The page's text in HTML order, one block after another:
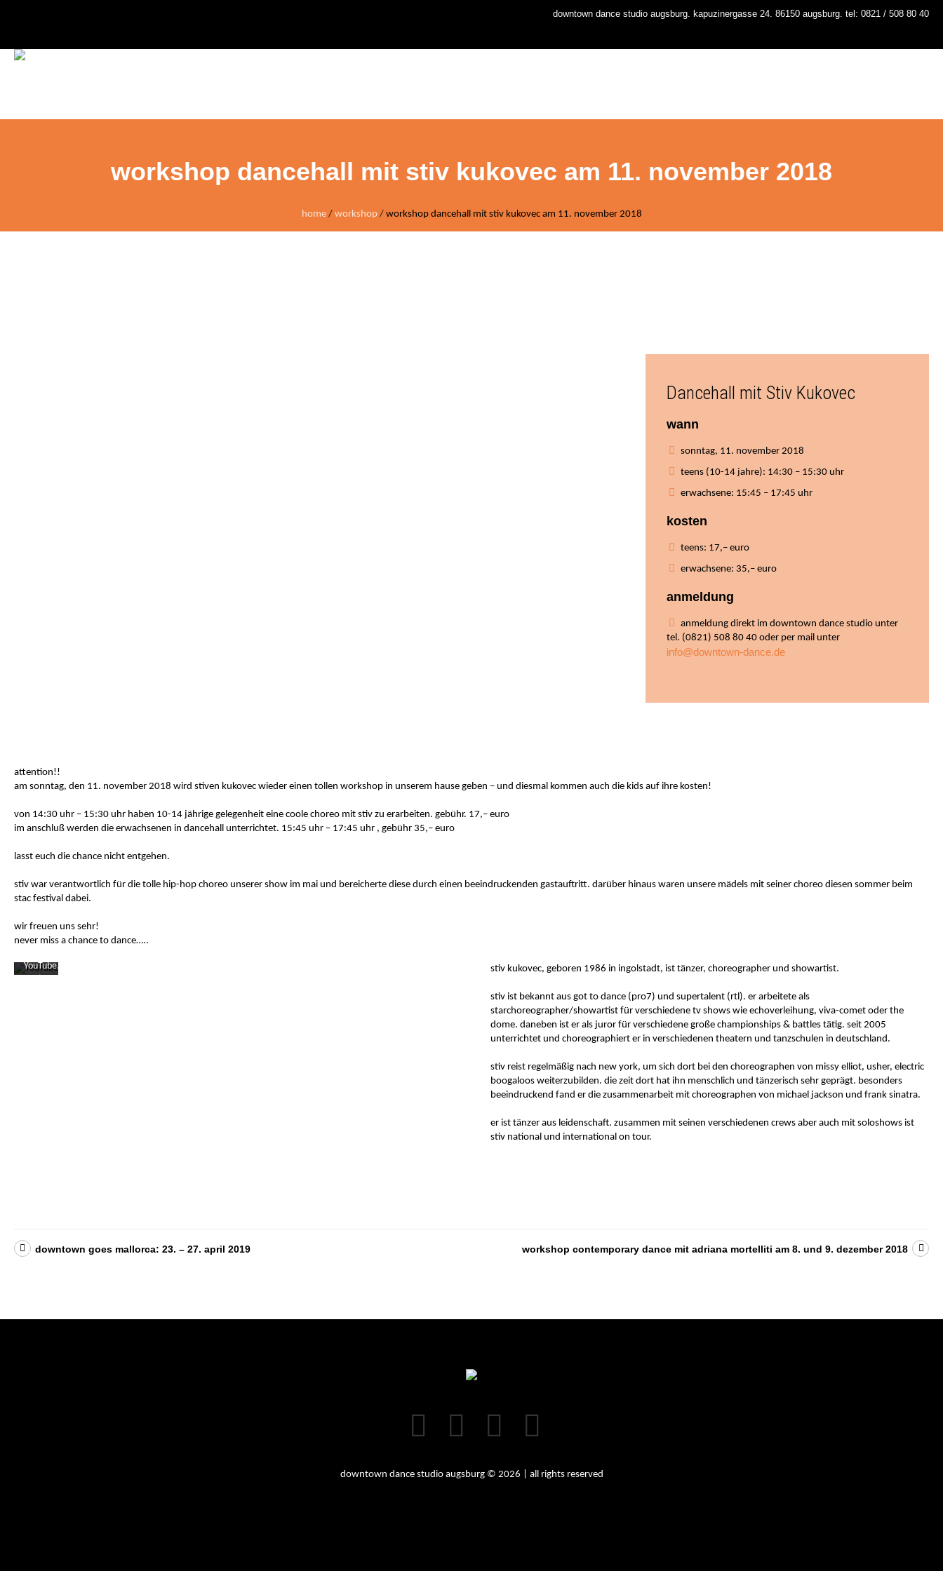
downtown dance studio augsburg. kapuzinergasse 24. 86150 augsburg. tel: 0821 / 508 80 40
workshop dancehall mit stiv kukovec am 11. november 2018
home / workshop / workshop dancehall mit stiv kukovec am 11. november 2018
Dancehall mit Stiv Kukovec
wann
sonntag, 11. november 2018
teens (10-14 jahre): 14:30 – 15:30 uhr
erwachsene: 15:45 – 17:45 uhr
kosten
teens: 17,– euro
erwachsene: 35,– euro
anmeldung
anmeldung direkt im downtown dance studio unter
tel. (0821) 508 80 40 oder per mail unter
info@downtown-dance.de
attention!!
am sonntag, den 11. november 2018 wird stiven kukovec wieder einen tollen workshop in unserem hause geben – und diesmal kommen auch die kids auf ihre kosten!
von 14:30 uhr – 15:30 uhr haben 10-14 jährige gelegenheit eine coole choreo mit stiv zu erarbeiten. gebühr. 17,– euro
im anschluß werden die erwachsenen in dancehall unterrichtet. 15:45 uhr – 17:45 uhr , gebühr 35,– euro
lasst euch die chance nicht entgehen.
stiv war verantwortlich für die tolle hip-hop choreo unserer show im mai und bereicherte diese durch einen beeindruckenden gastauftritt. darüber hinaus waren unsere mädels mit seiner choreo diesen sommer beim
stac festival dabei.
wir freuen uns sehr!
never miss a chance to dance…..
dem
Videos
akzeptieren
die
Datenschutzerklärung
YouTube.
stiv kukovec, geboren 1986 in ingolstadt, ist tänzer, choreographer und showartist.
stiv ist bekannt aus got to dance (pro7) und supertalent (rtl). er arbeitete als
starchoreographer/showartist für verschiedene tv shows wie echoverleihung, viva-comet oder the
dome. daneben ist er als juror für verschiedene große championships & battles tätig. seit 2005
unterrichtet und choreographiert er in verschiedenen theatern und tanzschulen in deutschland.
stiv reist regelmäßig nach new york, um sich dort bei den choreographen von missy elliot, usher, electric
boogaloos weiterzubilden. die zeit dort hat ihn menschlich und tänzerisch sehr geprägt. besonders
beeindruckend fand er die zusammenarbeit mit choreographen von michael jackson und frank sinatra.
er ist tänzer aus leidenschaft. zusammen mit seinen verschiedenen crews aber auch mit soloshows ist
stiv national und international on tour.
downtown goes mallorca: 23. – 27. april 2019 workshop contemporary dance mit adriana mortelliti am 8. und 9. dezember 2018
downtown dance studio augsburg © 2026 | all rights reserved